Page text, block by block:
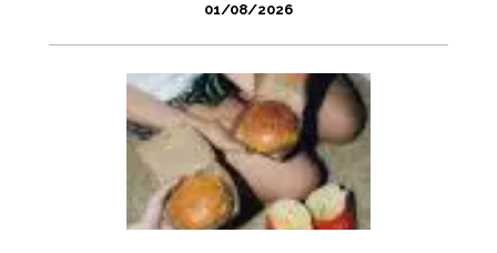
01/08/2026